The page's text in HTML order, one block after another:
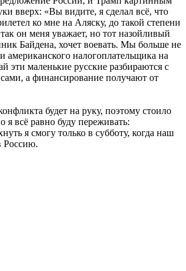
вверх: «Вы видите, я сделал всё, что
ко мне на Аляску, до такой степени
он меня уважает, но тот назойливый
Байдена, хочет воевать. Мы больше не
американского налогоплательщика на
эти маленькие русские разбираются с
а финансирование получают от
будет на руку, поэтому стоило
я всё равно буду переживать:
я смогу только в субботу, когда наш
Россию.